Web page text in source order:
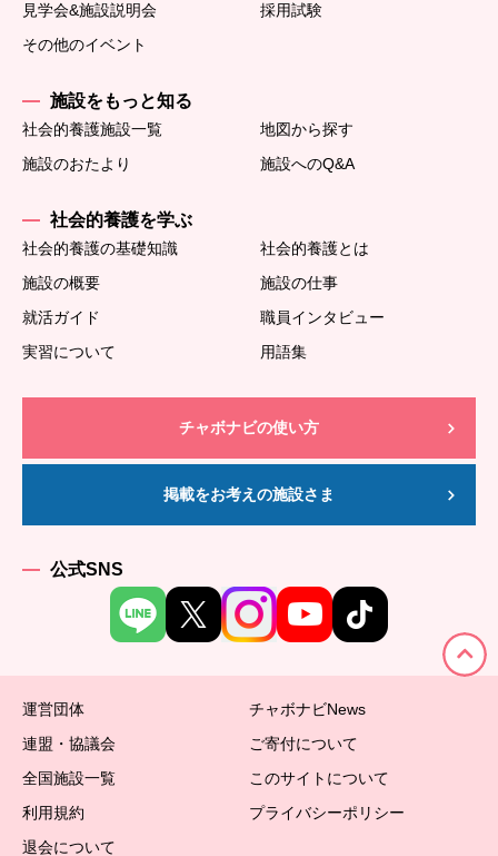
見学会&施設説明会
採用試験
その他のイベント
施設をもっと知る
社会的養護施設一覧
地図から探す
施設のおたより
施設へのQ&A
社会的養護を学ぶ
社会的養護の基礎知識
社会的養護とは
施設の概要
施設の仕事
就活ガイド
職員インタビュー
実習について
用語集
チャボナビの使い方
掲載をお考えの施設さま
公式SNS
運営団体
チャボナビNews
連盟・協議会
ご寄付について
全国施設一覧
このサイトについて
利用規約
プライバシーポリシー
退会について